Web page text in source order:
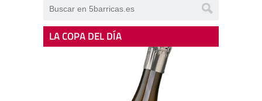
LA COPA DEL DÍA